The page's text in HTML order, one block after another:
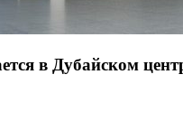
в Дубайском